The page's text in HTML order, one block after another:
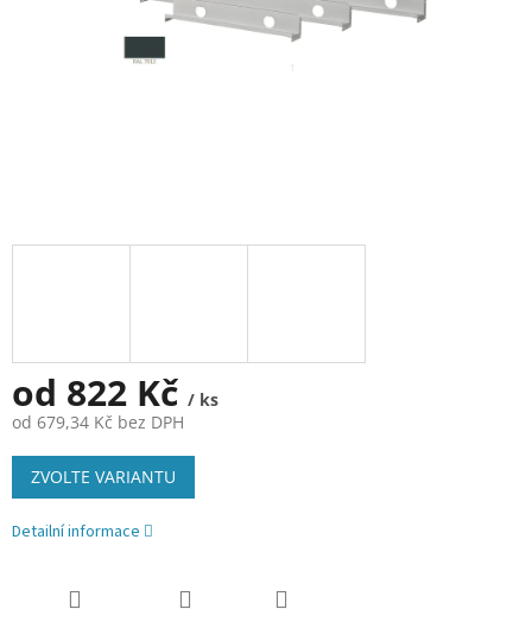
od 822 Kč / ks
od 679,34 Kč bez DPH
Měrná
cena:
ZVOLTE VARIANTU
Detailní informace